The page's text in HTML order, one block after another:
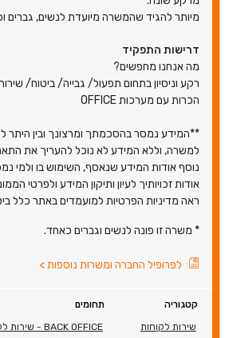
מיותר להגיד שהמשרה מיועדת לנשים, גברים
דרישות התפקיד
מה אנחנו מחפשים?
רקע וניסיון בתחום תפעול/ גבייה/ ביטוח/
הכרות עם מערכות OFFICE
**המידע נמסר בהסכמתך ומרצונך ובין היתר
למשרה, וללא המידע לא נוכל להעריך את
נוסף אודות המידע שנאסף, השימוש בו ולמי
אודות זכויותיך לעיון ותיקון המידע ולפרטי
ראה מדיניות הפרטיות למועמדים באתר כלל
* משרה זו פונה לנשים וגברים כאחד.
לפרופיל החברה ומשרות נוספות>
קטגוריה
תחומים
שירות לקוחות
BACK OFFICE - שירות לקוחות